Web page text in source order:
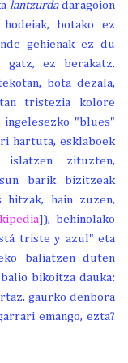
lantzurdadaragoion
botako ez
gehienak ez du
gatz, ez berakatz.
bota dezala,
tristezia kolore
"blues"
hartuta, esklaboek
islatzen zituzten,
barik bizitzeak
hain zuzen,
]), behinolako
triste y azul" eta
baliatzen duten
bikoitza dauka:
gaurko denbora
emango, ezta?